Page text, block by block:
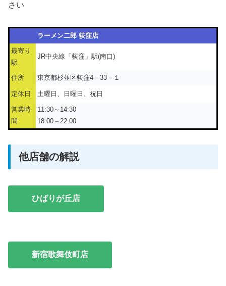
さい
ラーメン二郎 荻窪店
最寄り
駅
JR中央線「荻窪」駅(南口)
住所 東京都杉並区荻窪4－33－１
定休日 土曜日、日曜日、祝日
営業時
間
11:30～14:30
18:00～22:00
他店舗の解説
ひばりが丘店
新宿歌舞伎町店